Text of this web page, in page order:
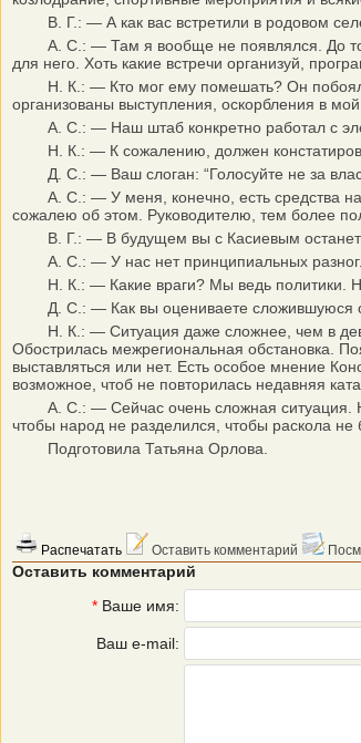
В. Г.: — А как вас встретили в родовом
А. С.: — Там я вообще не появлялся. До того
для него. Хоть какие встречи организуй,
Н. К.: — Кто мог ему помешать? Он побоялся
организованы выступления, оскорбления в
А. С.: — Наш штаб конкретно работал с
Н. К.: — К сожалению, должен
Д. С.: — Ваш слоган: “Голосуйте не за
А. С.: — У меня, конечно, есть средства на
сожалею об этом. Руководителю, тем более
В. Г.: — В будущем вы с Касиевым
А. С.: — У нас нет принципиальных
Н. К.: — Какие враги? Мы ведь политики. Ни
Д. С.: — Как вы оцениваете сложившуюся
Н. К.: — Ситуация даже сложнее, чем в
Обострилась межрегиональная обстановка.
выставляться или нет. Есть особое мнение
возможное, чтоб не повторилась недавняя
А. С.: — Сейчас очень сложная ситуация.
чтобы народ не разделился, чтобы раскола
Подготовила Татьяна Орлова.
Распечатать Оставить комментарий
Оставить комментарий
* Ваше имя:
Ваш e-mail: